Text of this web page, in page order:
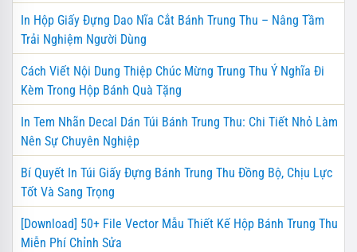
In Hộp Giấy Đựng Dao Nĩa Cắt Bánh Trung Thu – Nâng Tầm
Trải Nghiệm Người Dùng
Cách Viết Nội Dung Thiệp Chúc Mừng Trung Thu Ý Nghĩa Đi
Kèm Trong Hộp Bánh Quà Tặng
In Tem Nhãn Decal Dán Túi Bánh Trung Thu: Chi Tiết Nhỏ Làm
Nên Sự Chuyên Nghiệp
Bí Quyết In Túi Giấy Đựng Bánh Trung Thu Đồng Bộ, Chịu Lực
Tốt Và Sang Trọng
[Download] 50+ File Vector Mẫu Thiết Kế Hộp Bánh Trung Thu
Miễn Phí Chỉnh Sửa